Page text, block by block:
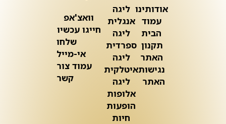
אודותינו
עמוד
הבית
תקנון
האתר
נגישות
האתר
ליגה
אנגלית
ליגה
ספרדית
ליגה
איטלקית
ליגה
אלופות
הופעות
חיות
וואצ'אפ
חייגו עכשיו
שלחו
אי-מייל
עמוד צור
קשר